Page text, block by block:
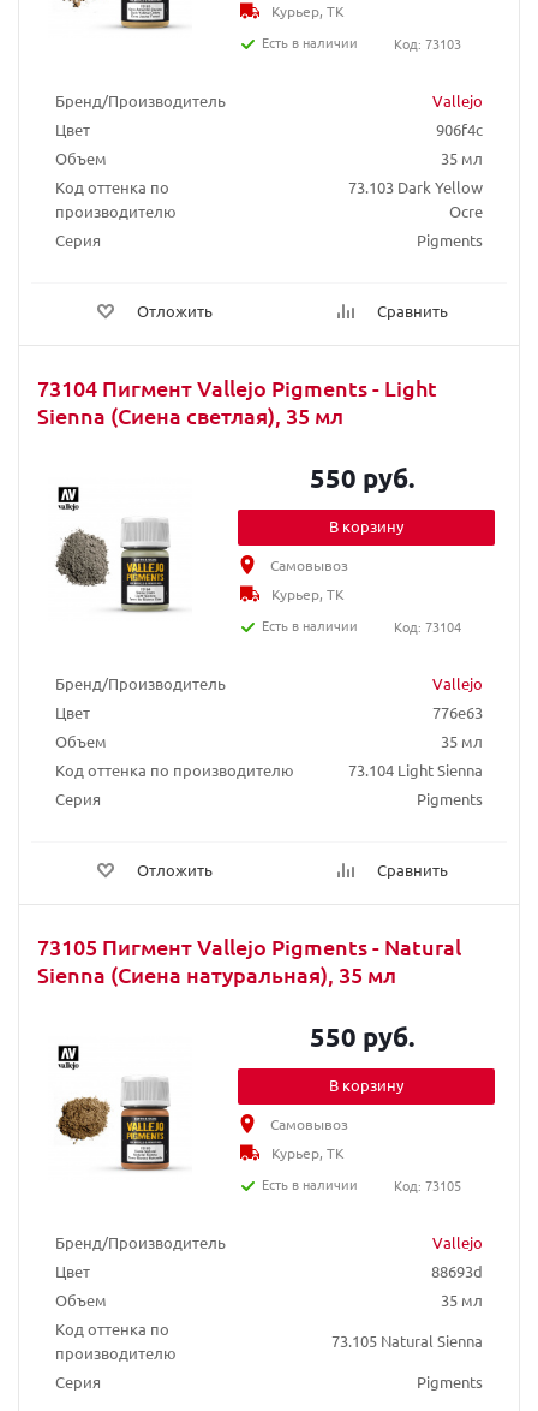
Бренд/Производитель
Vallejo
Цвет
906f4c
Объем
35 мл
Код оттенка по
производителю
73.103 Dark Yellow
Ocre
Серия
Pigments
Отложить Сравнить
Курьер, ТК
Есть в наличии
Код: 73103
73104 Пигмент Vallejo Pigments - Light
Sienna (Сиена светлая), 35 мл
Бренд/Производитель
Vallejo
Цвет
776e63
Объем
35 мл
Код оттенка по производителю
73.104 Light Sienna
Серия
Pigments
Отложить Сравнить
550 руб.
В корзину
Самовывоз
Курьер, ТК
Есть в наличии
Код: 73104
73105 Пигмент Vallejo Pigments - Natural
Sienna (Сиена натуральная), 35 мл
Бренд/Производитель
Vallejo
Цвет
88693d
Объем
35 мл
Код оттенка по
производителю
73.105 Natural Sienna
Серия
Pigments
550 руб.
В корзину
Самовывоз
Курьер, ТК
Есть в наличии
Код: 73105